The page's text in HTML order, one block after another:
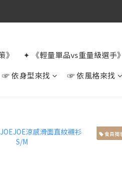
》 ✦ 《輕量單品vs重量級選手
☞ 依身型來找 ☞ 依風格來找
會員獨